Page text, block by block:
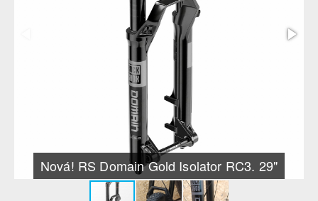
Nová! RS Domain Gold Isolator RC3. 29"